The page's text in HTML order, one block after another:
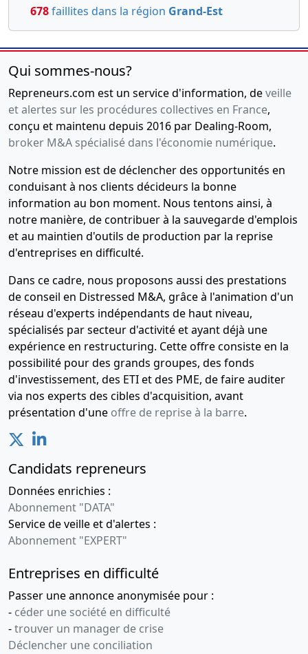
678faillites dans la région Grand-Est
Qui sommes-nous?
Repreneurs.com est un service d'information, deveille
et alertes sur les procédures collectives en France,
conçu et maintenu depuis 2016 par Dealing-Room,
broker M&A spécialisé dans l'économie numérique.
Notre mission est de déclencher des opportunités en
conduisant à nos clients décideurs la bonne
information au bon moment. Nous tentons ainsi, à
notre manière, de contribuer à la sauvegarde d'emplois
et au maintien d'outils de production par la reprise
d'entreprises en difficulté.
Dans ce cadre, nous proposons aussi des prestations
de conseil en Distressed M&A, grâce à l'animation d'un
réseau d'experts indépendants de haut niveau,
spécialisés par secteur d'activité et ayant déjà une
expérience en restructuring. Cette offre consiste en la
possibilité pour des grands groupes, des fonds
d'investissement, des ETI et des PME, de faire auditer
via nos experts des cibles d'acquisition, avant
présentation d'une offre de reprise à la barre.
Candidats repreneurs
Données enrichies :
Abonnement "DATA"
Service de veille et d'alertes :
Abonnement "EXPERT"
Entreprises en difficulté
Passer une annonce anonymisée pour :
- céder une société en difficulté
-trouver un manager de crise
Déclencher une conciliation